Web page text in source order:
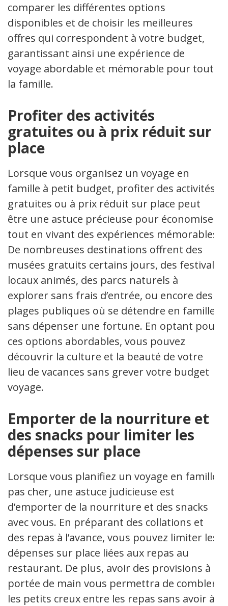
comparer les différentes options
disponibles et de choisir les meilleures
offres qui correspondent à votre budget,
garantissant ainsi une expérience de
voyage abordable et mémorable pour toute
la famille.
Profiter des activités
gratuites ou à prix réduit sur
place
Lorsque vous organisez un voyage en
famille à petit budget, profiter des activités
gratuites ou à prix réduit sur place peut
être une astuce précieuse pour économiser
tout en vivant des expériences mémorables.
De nombreuses destinations offrent des
musées gratuits certains jours, des festivals
locaux animés, des parcs naturels à
explorer sans frais d’entrée, ou encore des
plages publiques où se détendre en famille
sans dépenser une fortune. En optant pour
ces options abordables, vous pouvez
découvrir la culture et la beauté de votre
lieu de vacances sans grever votre budget
voyage.
Emporter de la nourriture et
des snacks pour limiter les
dépenses sur place
Lorsque vous planifiez un voyage en famille
pas cher, une astuce judicieuse est
d’emporter de la nourriture et des snacks
avec vous. En préparant des collations et
des repas à l’avance, vous pouvez limiter les
dépenses sur place liées aux repas au
restaurant. De plus, avoir des provisions à
portée de main vous permettra de combler
les petits creux entre les repas sans avoir à